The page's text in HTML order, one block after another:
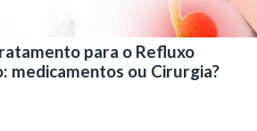
para o Refluxo
medicamentos ou Cirurgia?